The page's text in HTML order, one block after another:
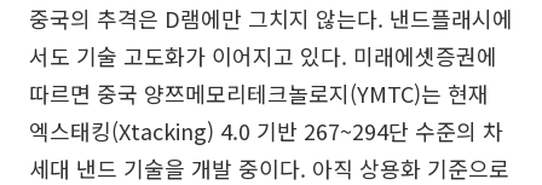
중국의 추격은 D램에만 그치지 않는다. 낸드플래시에
서도 기술 고도화가 이어지고 있다. 미래에셋증권에
따르면 중국 양쯔메모리테크놀로지(YMTC)는 현재
엑스태킹(Xtacking) 4.0 기반 267~294단 수준의 차
세대 낸드 기술을 개발 중이다. 아직 상용화 기준으로